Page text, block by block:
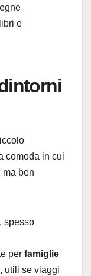
e
comoda in cui
ma ben
, spesso
per famiglie
utili se viaggi